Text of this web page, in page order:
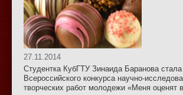
27.11.2014
Студентка КубГТУ Зинаида Баранова
Всероссийского конкурса научно-
творческих работ молодежи «Меня оценят